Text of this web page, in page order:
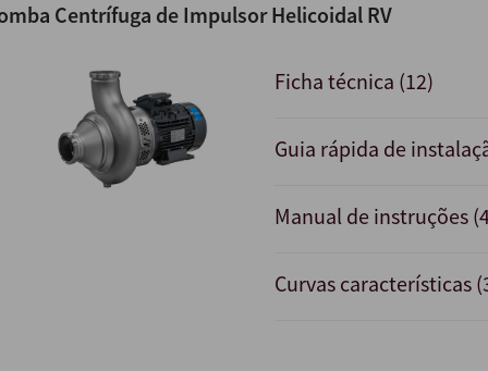
Centrífuga de Impulsor Helicoidal RV
Ficha técnica (12)
Guia rápida de
Manual de instruções
Curvas características